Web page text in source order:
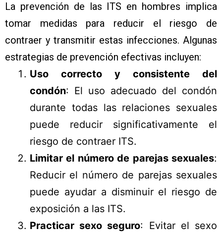
La prevención de las ITS en hombres implica
tomar medidas para reducir el riesgo de
contraer y transmitir estas infecciones. Algunas
estrategias de prevención efectivas incluyen:
Uso correcto y consistente del
condón: El uso adecuado del condón
durante todas las relaciones sexuales
puede reducir significativamente el
riesgo de contraer ITS.
Limitar el número de parejas sexuales:
Reducir el número de parejas sexuales
puede ayudar a disminuir el riesgo de
exposición a las ITS.
Practicar sexo seguro: Evitar el sexo